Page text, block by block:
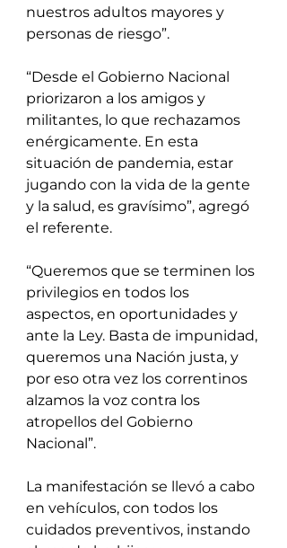
nuestros adultos mayores y
personas de riesgo”.
“Desde el Gobierno Nacional
priorizaron a los amigos y
militantes, lo que rechazamos
enérgicamente. En esta
situación de pandemia, estar
jugando con la vida de la gente
y la salud, es gravísimo”, agregó
el referente.
“Queremos que se terminen los
privilegios en todos los
aspectos, en oportunidades y
ante la Ley. Basta de impunidad,
queremos una Nación justa, y
por eso otra vez los correntinos
alzamos la voz contra los
atropellos del Gobierno
Nacional”.
La manifestación se llevó a cabo
en vehículos, con todos los
cuidados preventivos, instando